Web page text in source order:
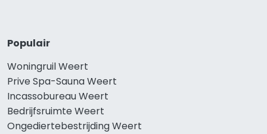
Populair
Woningruil Weert
Prive Spa-Sauna Weert
Incassobureau Weert
Bedrijfsruimte Weert
Ongediertebestrijding Weert